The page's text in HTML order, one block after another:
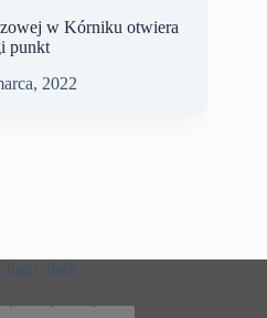
w Kórniku otwiera
punkt
2022